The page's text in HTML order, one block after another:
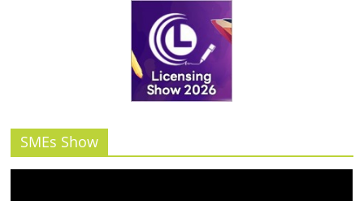
SMEs Show